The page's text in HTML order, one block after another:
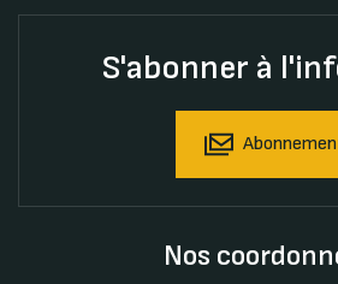
S'abonner à
Nos